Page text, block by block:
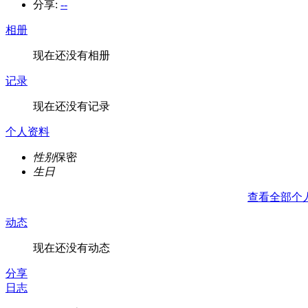
分享: --
相册
现在还没有相册
记录
现在还没有记录
个人资料
性别保密
生日
查看全部个
动态
现在还没有动态
分享
日志